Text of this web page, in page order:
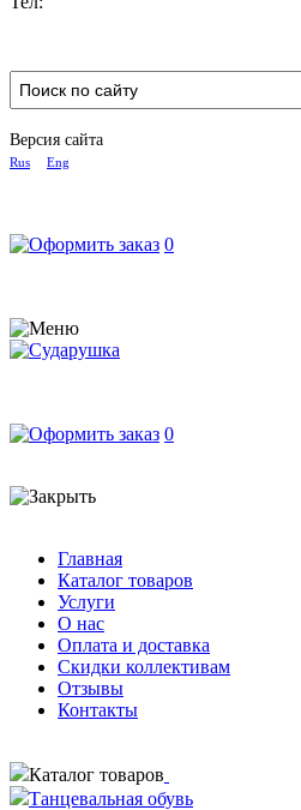
Версия сайта
Rus Eng
0
0
Главная
Каталог товаров
Услуги
О нас
Оплата и доставка
Скидки коллективам
Отзывы
Контакты
Каталог товаров
Танцевальная обувь